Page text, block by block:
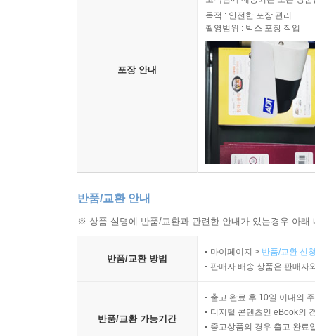
포장 안내
목적 : 안전한 포장 관리
촬영범위 : 박스 포장 작업
반품/교환 안내
※ 상품 설명에 반품/교환과 관련한 안내가 있는경우 아
반품/교환 방법
마이페이지 > 반품/교환 신
판매자 배송 상품은 판매자
반품/교환 가능기간
출고 완료 후 10일 이내의
디지털 콘텐츠인 eBook의
중고상품의 경우 출고 완료